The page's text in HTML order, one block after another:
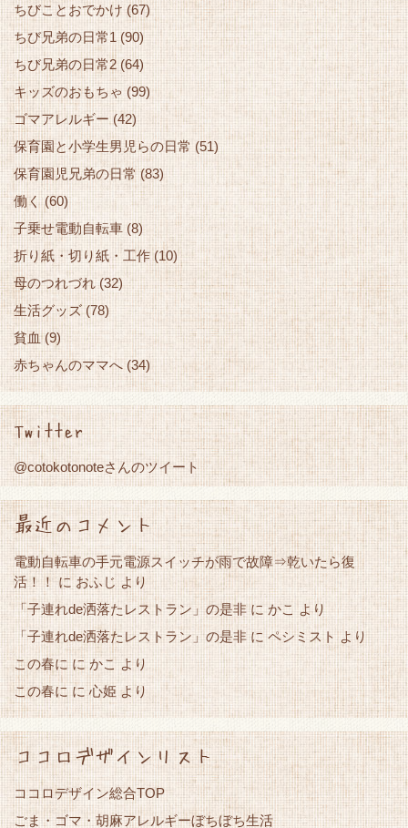
ちびことおでかけ (67)
ちび兄弟の日常1(90)
ちび兄弟の日常2 (64)
キッズのおもちゃ (99)
ゴマアレルギー (42)
保育園と小学生男児らの日常 (51)
保育園児兄弟の日常(83)
働く(60)
子乗せ電動自転車 (8)
折り紙・切り紙・工作 (10)
母のつれづれ(32)
生活グッズ(78)
貧血(9)
赤ちゃんのママへ (34)
Twitter
@cotokotonoteさんのツイート
最近のコメント
電動自転車の手元電源スイッチが雨で故障⇒乾いたら復
活！！ に おふじ より
「子連れde洒落たレストラン」の是非 に かこ より
「子連れde洒落たレストラン」の是非 に ペシミスト より
この春に に かこより
この春に に 心姫 より
ココロデザインリスト
ココロデザイン総合TOP
ごま・ゴマ・胡麻アレルギーぼちぼち生活